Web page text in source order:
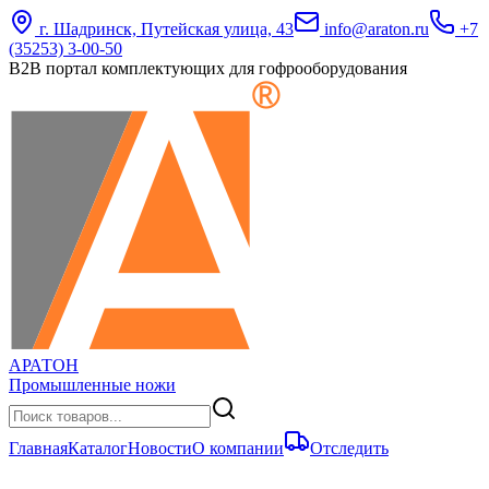
г. Шадринск, Путейская улица, 43 info@araton.ru
+7
(35253) 3-00-50
B2B портал комплектующих для гофрооборудования
АРАТОН
Промышленные ножи
ГлавнаяКаталогНовостиО компании Отследить